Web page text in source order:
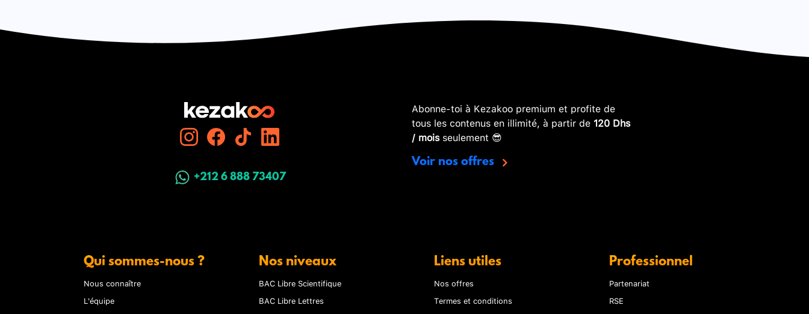
+212 6 888 73407
Abonne-toi à Kezakoo premium et profite de
tous les contenus en illimité, à partir de 120 Dhs
/ moisseulement 😎
Voir nos offres
Qui sommes-nous ?
Nous connaître
L'équipe
Nos niveaux
BAC Libre Scientifique
BAC Libre Lettres
Liens utiles
Nos offres
Termes et conditions
Professionnel
Partenariat
RSE